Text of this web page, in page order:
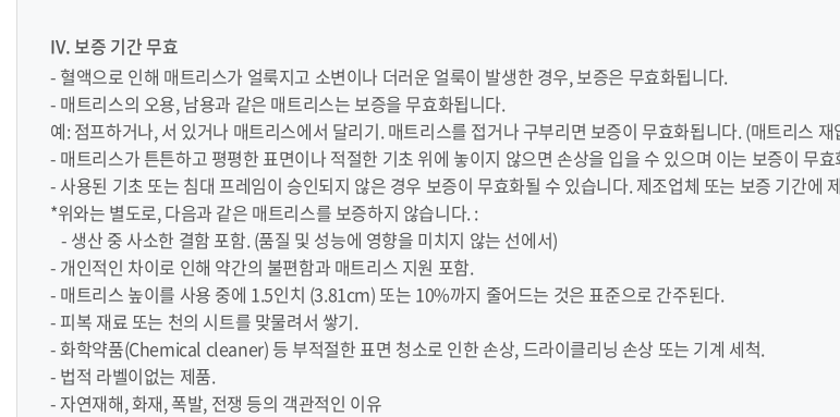
IV. 보증 기간 무효
- 혈액으로 인해 매트리스가 얼룩지고 소변이나 더러운 얼룩이 발생한 경우, 보증은 무효화됩니다.
- 매트리스의 오용, 남용과 같은 매트리스는 보증을 무효화됩니다.
예: 점프하거나, 서 있거나 매트리스에서 달리기. 매트리스를 접거나 구부리면 보증이 무효화됩니다. (매트리스
- 매트리스가 튼튼하고 평평한 표면이나 적절한 기초 위에 놓이지 않으면 손상을 입을 수 있으며 이는 보증이 무
- 사용된 기초 또는 침대 프레임이 승인되지 않은 경우 보증이 무효화될 수 있습니다. 제조업체 또는 보증 기간
*위와는 별도로, 다음과 같은 매트리스를 보증하지 않습니다. :
- 생산 중 사소한 결함 포함. (품질 및 성능에 영향을 미치지 않는 선에서)
- 개인적인 차이로 인해 약간의 불편함과 매트리스 지원 포함.
- 매트리스 높이를 사용 중에 1.5인치 (3.81cm) 또는 10%까지 줄어드는 것은 표준으로 간주된다.
- 피복 재료 또는 천의 시트를 맞물려서 쌓기.
- 화학약품(Chemical cleaner) 등 부적절한 표면 청소로 인한 손상, 드라이클리닝 손상 또는 기계 세척.
- 법적 라벨이없는 제품.
- 자연재해, 화재, 폭발, 전쟁 등의 객관적인 이유